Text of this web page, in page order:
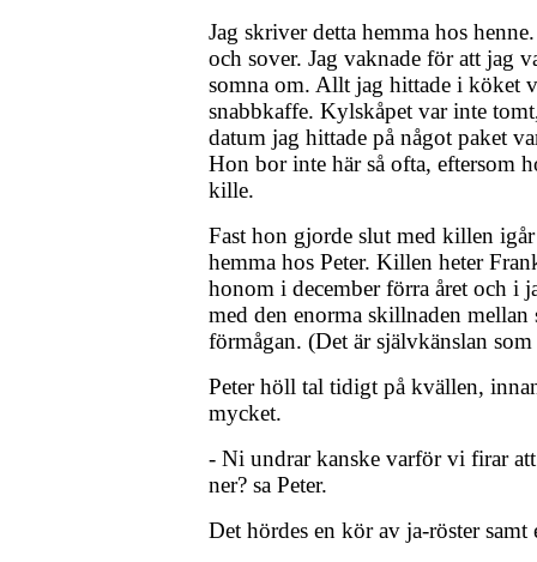
Jag skriver detta hemma hos
och sover. Jag vaknade för att jag
somna om. Allt jag hittade i köket
snabbkaffe. Kylskåpet var inte
datum jag hittade på något paket
Hon bor inte här så ofta, eftersom
kille.
Fast hon gjorde slut med killen
hemma hos Peter. Killen heter
honom i december förra året och i
med den enorma skillnaden mellan
förmågan. (Det är självkänslan som
Peter höll tal tidigt på kvällen,
mycket.
- Ni undrar kanske varför vi firar
ner? sa Peter.
Det hördes en kör av ja-röster